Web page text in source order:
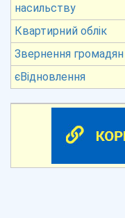
насильству
Квартирний облік
Звернення громадян
єВідновлення